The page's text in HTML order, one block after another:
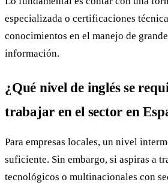
especializada o certificaciones
conocimientos en el manejo de
información.
¿Qué nivel de inglés se
trabajar en el sector en
Para empresas locales, un nivel
suficiente. Sin embargo, si aspiras a
tecnológicos o multinacionales con